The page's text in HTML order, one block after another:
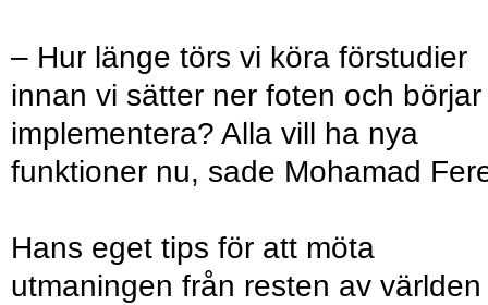
– Hur länge törs vi köra förstudier
innan vi sätter ner foten och börjar
implementera? Alla vill ha nya
funktioner nu, sade Mohamad
Hans eget tips för att möta
utmaningen från resten av världen